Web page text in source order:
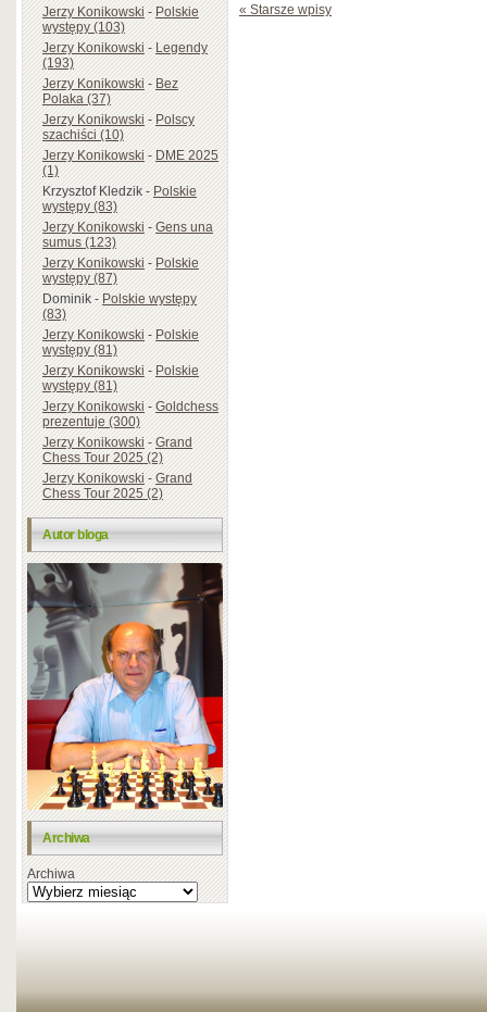
Jerzy Konikowski-Polskie
występy (103)
Jerzy Konikowski-Legendy
(193)
Jerzy Konikowski-Bez
Polaka (37)
Jerzy Konikowski-Polscy
szachiści (10)
Jerzy Konikowski-DME 2025
(1)
Krzysztof Kledzik-Polskie
występy (83)
Jerzy Konikowski-Gens una
sumus (123)
Jerzy Konikowski-Polskie
występy (87)
Dominik-Polskie występy
(83)
Jerzy Konikowski-Polskie
występy (81)
Jerzy Konikowski-Polskie
występy (81)
Jerzy Konikowski-Goldchess
prezentuje (300)
Jerzy Konikowski-Grand
Chess Tour 2025 (2)
Jerzy Konikowski-Grand
Chess Tour 2025 (2)
Autor bloga
Archiwa
Archiwa
« Starsze wpisy